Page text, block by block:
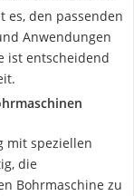
es, den passenden
Anwendungen
ist entscheidend
mit speziellen
die
Bohrmaschine zu